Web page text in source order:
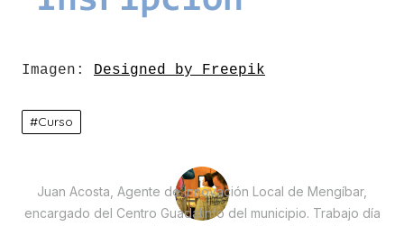
Imagen: Designed by Freepik
Curso
Juan Acosta, Agente de Innovación Local de Mengíbar,
encargado del Centro Guadalinfo del municipio. Trabajo día